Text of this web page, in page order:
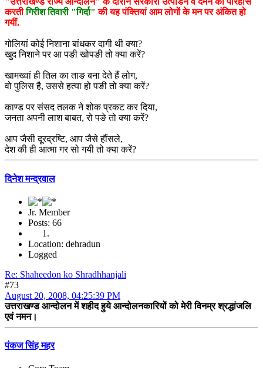
करतीगिरीश तिवारी "गिर्दा" की यह पंक्तियां आम लोगों के मन पर अंकित हो
गयीं.
गोलियां कोई निशाना बांधकर दागी थी क्या?
खुद निशाने पर आ पङी खोपङी तो क्या करें?
खामख्वां ही तिल का ताङ बना देते हैं लोग,
वो पुलिस है, उससे हत्या हो पङी तो क्या करें?
काण्ड पर संसद तलक ने शोक प्रकट कर दिया,
जनता अपनी लाश बाबत, रो पङे तो क्या करें?
आप जैसी दूरद्रष्टि, आप जैसे हौंसले,
देश की ही आत्मा गर सो गयी तो क्या करें?
दिनेश मन्द्रवाल
Jr. Member
Posts: 66
Location: dehradun
Logged
Re: Shaheedon ko Shradhhanjali
#73
August 20, 2008, 04:25:39 PM
उत्तराखण्ड आन्दोलन में शहीद हुये आन्दोलनकारियों को मेरी विनम्र श्रद्धांजलि
एवं नमन।
पंकज सिंह महर